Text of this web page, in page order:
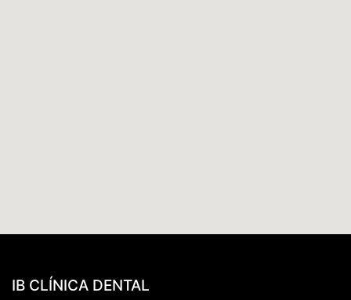
IB CLÍNICA DENTAL